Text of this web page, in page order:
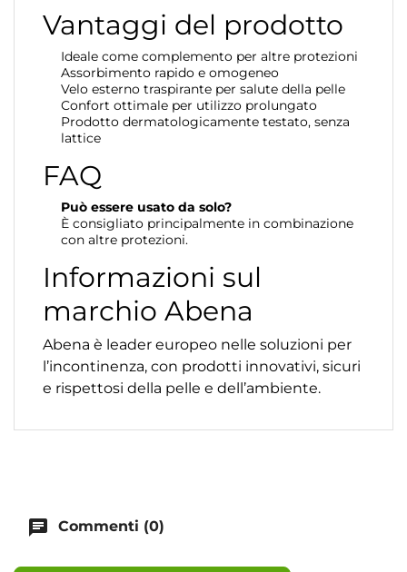
Vantaggi del prodotto
Ideale come complemento per altre protezioni
Assorbimento rapido e omogeneo
Velo esterno traspirante per salute della pelle
Confort ottimale per utilizzo prolungato
Prodotto dermatologicamente testato, senza
lattice
FAQ
Può essere usato da solo?
È consigliato principalmente in combinazione
con altre protezioni.
Informazioni sul
marchio Abena
Abena è leader europeo nelle soluzioni per
l’incontinenza, con prodotti innovativi, sicuri
e rispettosi della pelle e dell’ambiente.
chat Commenti (0)